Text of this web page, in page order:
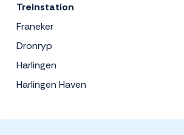
Treinstation
Franeker
Dronryp
Harlingen
Harlingen Haven